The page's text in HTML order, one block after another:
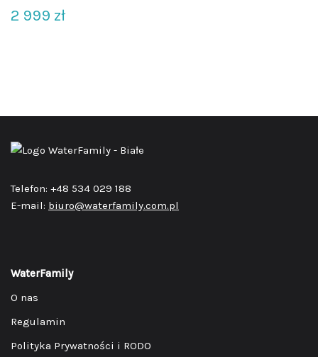
2 999 zł
Telefon: +48 534 029 188
E-mail: biuro@waterfamily.com.pl
WaterFamily
O nas
Regulamin
Polityka Prywatności i RODO